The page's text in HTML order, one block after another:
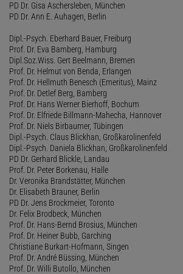
PD Dr. Gisa Aschersleben, München
PD Dr. Ann E. Auhagen, Berlin
Dipl.-Psych. Eberhard Bauer, Freiburg
Prof. Dr. Eva Bamberg, Hamburg
Dipl.Soz.Wiss. Gert Beelmann, Bremen
Prof. Dr. Helmut von Benda, Erlangen
Prof. Dr. Hellmuth Benesch (Emeritus), Mainz
Prof. Dr. Detlef Berg, Bamberg
Prof. Dr. Hans Werner Bierhoff, Bochum
Prof. Dr. Elfriede Billmann-Mahecha, Hannover
Prof. Dr. Niels Birbaumer, Tübingen
Dipl.-Psych. Claus Blickhan, Großkarolinenfeld
Dipl.-Psych. Daniela Blickhan, Großkarolinenfeld
PD Dr. Gerhard Blickle, Landau
Prof. Dr. Peter Borkenau, Halle
Dr. Veronika Brandstätter, München
Dr. Elisabeth Brauner, Berlin
PD Dr. Jens Brockmeier, Toronto
Dr. Felix Brodbeck, München
Prof. Dr. Hans-Bernd Brosius, München
Prof. Dr. Heiner Bubb, Garching
Christiane Burkart-Hofmann, Singen
Prof. Dr. André Büssing, München
Prof. Dr. Willi Butollo, München